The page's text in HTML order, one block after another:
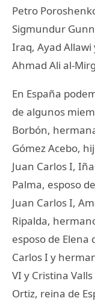
Petro
Sigmundur
Iraq, Ayad Allawi
Ahmad Ali al-
En España
de algunos
Borbón,
Gómez Acebo,
Juan Carlos I,
Palma, esposo
Juan Carlos I,
Ripalda,
esposo de Elena
Carlos I y
VI y Cristina
Ortiz, reina de